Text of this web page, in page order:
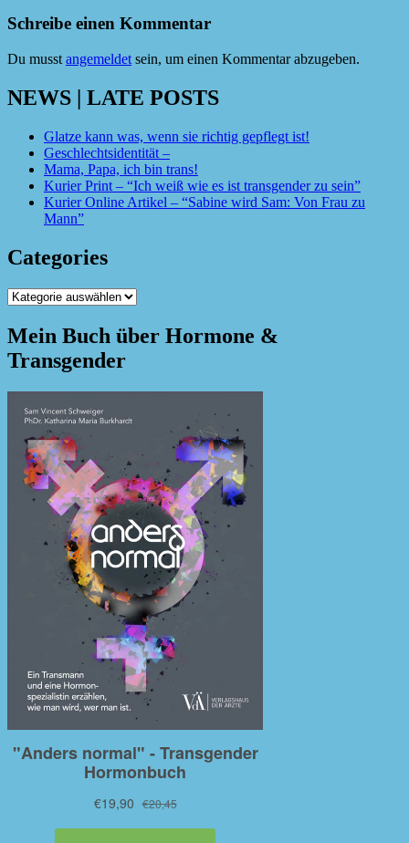
Schreibe einen Kommentar
Du musst angemeldet sein, um einen Kommentar abzugeben.
NEWS | LATE POSTS
Glatze kann was, wenn sie richtig gepflegt ist!
Geschlechtsidentität –
Mama, Papa, ich bin trans!
Kurier Print – “Ich weiß wie es ist transgender zu sein”
Kurier Online Artikel – “Sabine wird Sam: Von Frau zu
Mann”
Categories
Categories
Mein Buch über Hormone &
Transgender